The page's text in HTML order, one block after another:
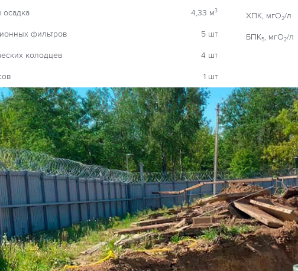
4,33 м3
фильтров 5 шт
колодцев 4 шт
1 шт
ХПК, мгO2/л
БПК5, мгO2/л